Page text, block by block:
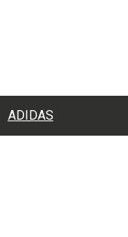
ADIDAS